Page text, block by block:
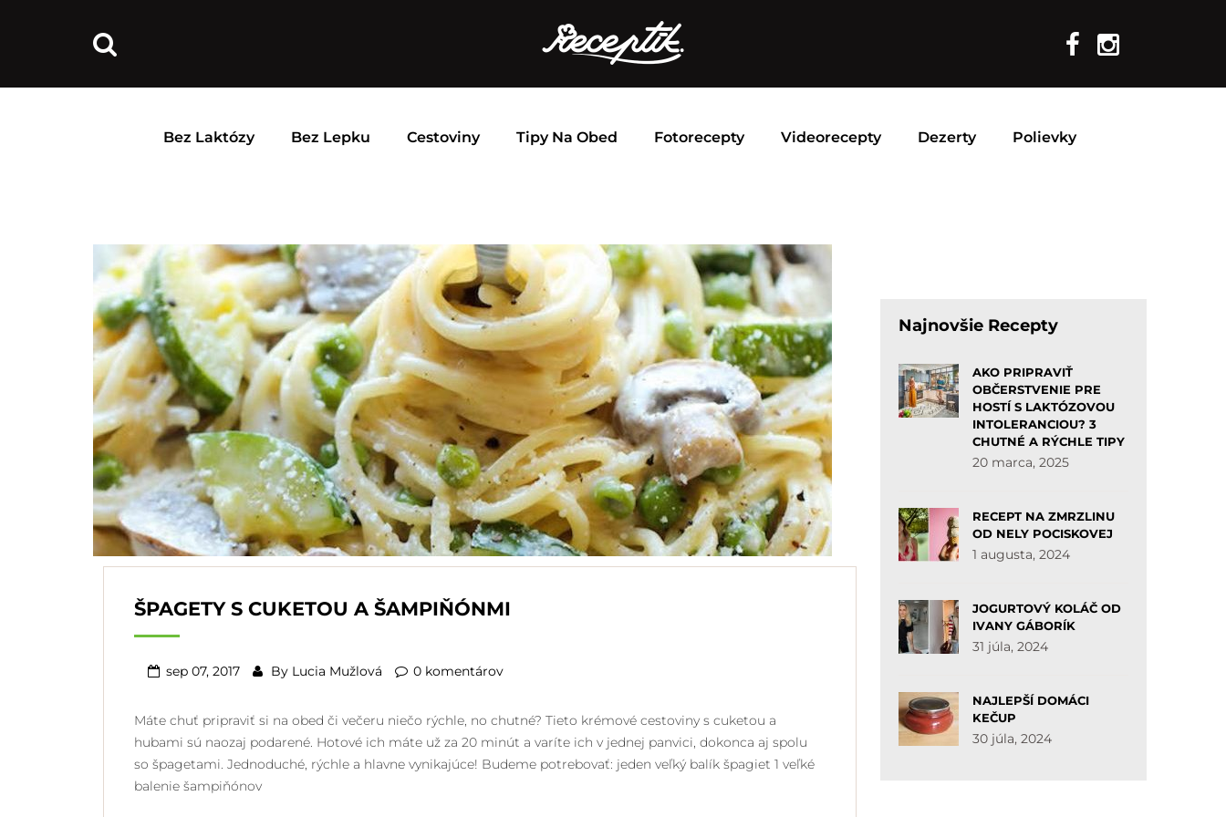
Bez Laktózy Bez Lepku Cestoviny Tipy Na Obed Fotorecepty Videorecepty Dezerty Polievky
ŠPAGETY S CUKETOU A ŠAMPIŇÓNMI
sep 07, 2017 By Lucia Mužlová 0 komentárov
Máte chuť pripraviť si na obed či večeru niečo rýchle, no chutné? Tieto krémové cestoviny s cuketou a
hubami sú naozaj podarené. Hotové ich máte už za 20 minút a varíte ich v jednej panvici, dokonca aj spolu
so špagetami. Jednoduché, rýchle a hlavne vynikajúce! Budeme potrebovať: jeden veľký balík špagiet 1 veľké
balenie šampiňónov
Najnovšie Recepty
AKO PRIPRAVIŤ
OBČERSTVENIE PRE
HOSTÍ S LAKTÓZOVOU
INTOLERANCIOU? 3
CHUTNÉ A RÝCHLE TIPY
20 marca, 2025
RECEPT NA ZMRZLINU
OD NELY POCISKOVEJ
1 augusta, 2024
JOGURTOVÝ KOLÁČ OD
IVANY GÁBORÍK
31 júla, 2024
NAJLEPŠÍ DOMÁCI
KEČUP
30 júla, 2024